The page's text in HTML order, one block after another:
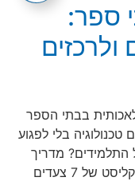
ספר:
בבתי הספר
בלי לפגוע
התלמידים? מדריך
פרקטי עם נתונים, סיכונים, הזדמנויות וצ׳קליסט של 7 צעדים